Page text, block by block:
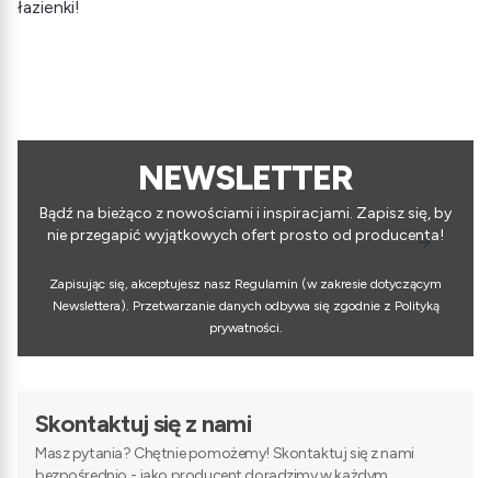
łazienki!
NEWSLETTER
Bądź na bieżąco z nowościami i inspiracjami. Zapisz się, by
nie przegapić wyjątkowych ofert prosto od producenta!
Zapisując się, akceptujesz nasz Regulamin (w zakresie dotyczącym
Newslettera). Przetwarzanie danych odbywa się zgodnie z Polityką
prywatności.
Skontaktuj się z nami
Masz pytania? Chętnie pomożemy! Skontaktuj się z nami